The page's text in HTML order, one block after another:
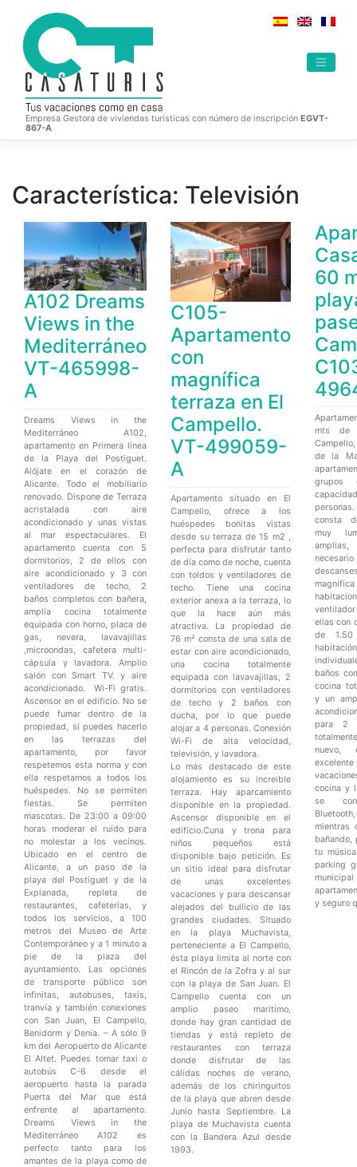
contenido
Empresa Gestora de viviendas turísticas con número de inscripción EGVT-
867-A
Característica: Televisión
A102 Dreams
Views in the
Mediterráneo
VT-465998-
A
Dreams Views in the
Mediterráneo A102,
apartamento en Primera línea
de la Playa del Postiguet.
Alójate en el corazón de
Alicante. Todo el mobiliario
renovado. Dispone de Terraza
acristalada con aire
acondicionado y unas vistas
al mar espectaculares. El
apartamento cuenta con 5
dormitorios, 2 de ellos con
aire acondicionado y 3 con
ventiladores de techo, 2
baños completos con bañera,
amplia cocina totalmente
equipada con horno, placa de
gas, nevera, lavavajillas
,microondas, cafetera multi-
cápsula y lavadora. Amplio
salón con Smart TV. y aire
acondicionado. Wi-Fi gratis.
Ascensor en el edificio. No se
puede fumar dentro de la
propiedad, si puedes hacerlo
en las terrazas del
apartamento, por favor
respetemos esta norma y con
ella respetamos a todos los
huéspedes. No se permiten
fiestas. Se permiten
mascotas. De 23:00 a 09:00
horas moderar el ruido para
no molestar a los vecinos.
Ubicado en el centro de
Alicante, a un paso de la
playa del Postiguet y de la
Explanada, repleta de
restaurantes, cafeterías, y
todos los servicios, a 100
metros del Museo de Arte
Contemporáneo y a 1 minuto a
pie de la plaza del
ayuntamiento. Las opciones
de transporte público son
infinitas, autobuses, taxis,
tranvía y también conexiones
con San Juan, El Campello,
Benidorm y Denia. – A sólo 9
km del Aeropuerto de Alicante
El Altet. Puedes tomar taxi o
autobús C-6 desde el
aeropuerto hasta la parada
Puerta del Mar que está
enfrente al apartamento.
Dreams Views in the
Mediterráneo A102 es
perfecto tanto para los
amantes de la playa como de
C105-
Apartamento
con
magnífica
terraza en El
Campello.
VT-499059-
A
Apartamento situado en El
Campello, ofrece a los
huéspedes bonitas vistas
desde su terraza de 15 m2 ,
perfecta para disfrutar tanto
de día como de noche, cuenta
con toldos y ventiladores de
techo. Tiene una cocina
exterior anexa a la terraza, lo
que la hace aún más
atractiva. La propiedad de
76 m² consta de una sala de
estar con aire acondicionado,
una cocina totalmente
equipada con lavavajillas, 2
dormitorios con ventiladores
de techo y 2 baños con
ducha, por lo que puede
alojar a 4 personas. Conexión
Wi-Fi de alta velocidad,
televisión, y lavadora.
Lo más destacado de este
alojamiento es su increible
terraza. Hay aparcamiento
disponible en la propiedad.
Ascensor disponible en el
edificio.Cuna y trona para
niños pequeños está
disponible bajo petición. Es
un sitio ideal para disfrutar
de unas excelentes
vacaciones y para descansar
alejados del bullicio de las
grandes ciudades. Situado
en la playa Muchavista,
perteneciente a El Campello,
ésta playa limita al norte con
el Rincón de la Zofra y al sur
con la playa de San Juan. El
Campello cuenta con un
amplio paseo marítimo,
donde hay gran cantidad de
tiendas y está repleto de
restaurantes con terraza
donde disfrutar de las
cálidas noches de verano,
además de los chiringuitos
de la playa que abren desde
Junio hasta Septiembre. La
playa de Muchavista cuenta
con la Bandera Azul desde
1993.
60
mts de
de la
grupos
consta
muy
ellas con
de
baños
cocina
y un
para 2
nuevo,
excelente
cocina y
se
mientras
bañando,
tu
parking
y seguro